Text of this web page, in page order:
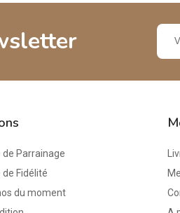
Parrainage
Fidélité
du moment